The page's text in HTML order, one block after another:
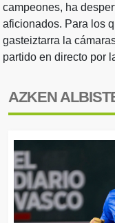
campeones, ha
aficionados. Para los
gasteiztarra la
partido en directo por
AZKEN